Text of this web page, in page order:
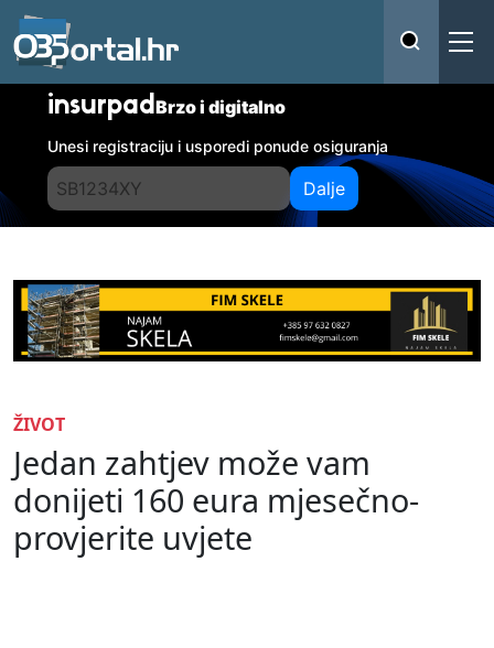
insurpadBrzo i digitalno
Unesi registraciju i usporedi ponude osiguranja
Dalje
ŽIVOT
Jedan zahtjev može vam
donijeti 160 eura mjesečno-
provjerite uvjete